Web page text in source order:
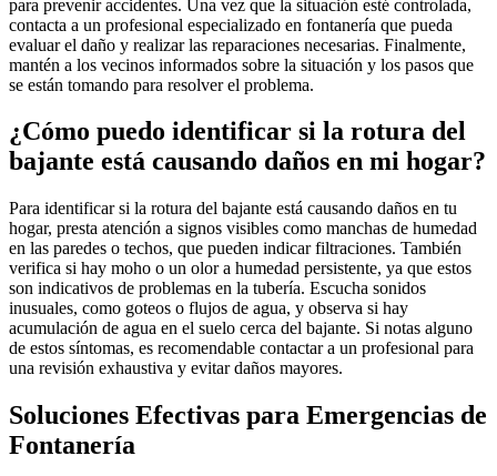
para prevenir accidentes. Una vez que la situación esté controlada,
contacta a un profesional especializado en fontanería que pueda
evaluar el daño y realizar las reparaciones necesarias. Finalmente,
mantén a los vecinos informados sobre la situación y los pasos que
se están tomando para resolver el problema.
¿Cómo puedo identificar si la rotura del
bajante está causando daños en mi hogar?
Para identificar si la rotura del bajante está causando daños en tu
hogar, presta atención a signos visibles como manchas de humedad
en las paredes o techos, que pueden indicar filtraciones. También
verifica si hay moho o un olor a humedad persistente, ya que estos
son indicativos de problemas en la tubería. Escucha sonidos
inusuales, como goteos o flujos de agua, y observa si hay
acumulación de agua en el suelo cerca del bajante. Si notas alguno
de estos síntomas, es recomendable contactar a un profesional para
una revisión exhaustiva y evitar daños mayores.
Soluciones Efectivas para Emergencias de
Fontanería